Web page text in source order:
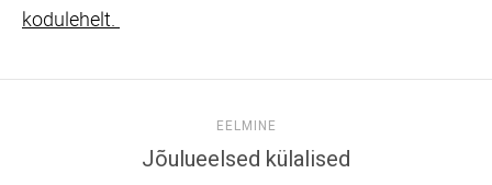
kodulehelt.
EELMINE
Jõulueelsed külalised